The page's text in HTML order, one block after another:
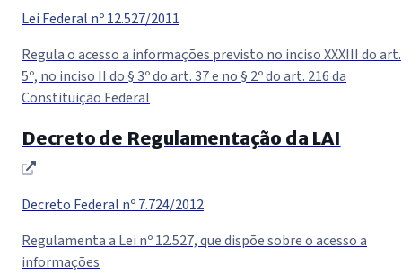
Lei Federal nº 12.527/2011
Regula o acesso a informações previsto no inciso XXXIII do art.
5º, no inciso II do § 3º do art. 37 e no § 2º do art. 216 da
Constituição Federal
Decreto de Regulamentação da LAI
(abre em nova janela)
Decreto Federal nº 7.724/2012
Regulamenta a Lei nº 12.527, que dispõe sobre o acesso a
informações